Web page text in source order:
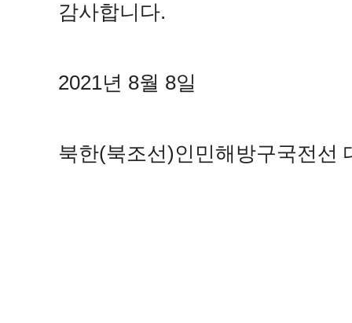
감사합니다.
2021년 8월 8일
북한(북조선)인민해방구국전선